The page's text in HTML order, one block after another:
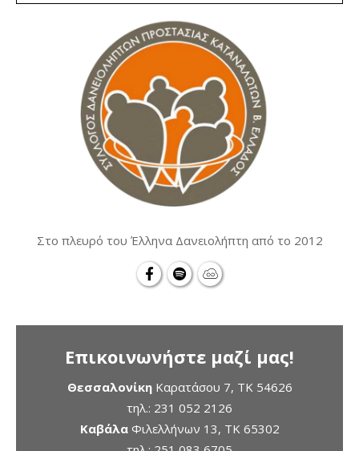
Στο πλευρό του Έλληνα Δανειολήπτη από το 2012
Επικοινωνήστε μαζί μας!
ΘεσσαλονίκηΚαρατάσου 7, TK 54626
τηλ.: 231 052 2126
ΚαβάλαΦιλελλήνων 13, ΤΚ 65302